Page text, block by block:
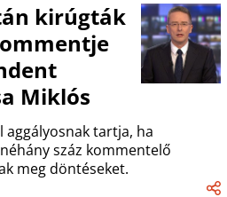
kirúgták
Miklós
tartja, ha
száz kommentelő
meg döntéseket.